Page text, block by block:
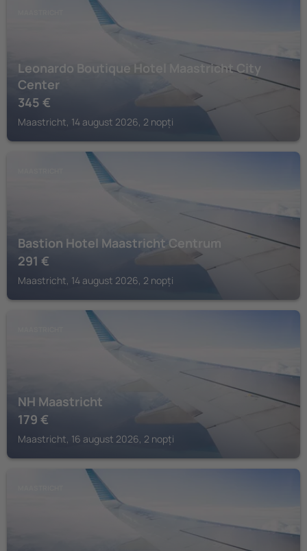
Leonardo Boutique Hotel Maastricht City
Center
345 €
Maastricht, 14 august 2026, 2 nopți
Bastion Hotel Maastricht Centrum
291 €
Maastricht, 14 august 2026, 2 nopți
NH Maastricht
179 €
Maastricht, 16 august 2026, 2 nopți